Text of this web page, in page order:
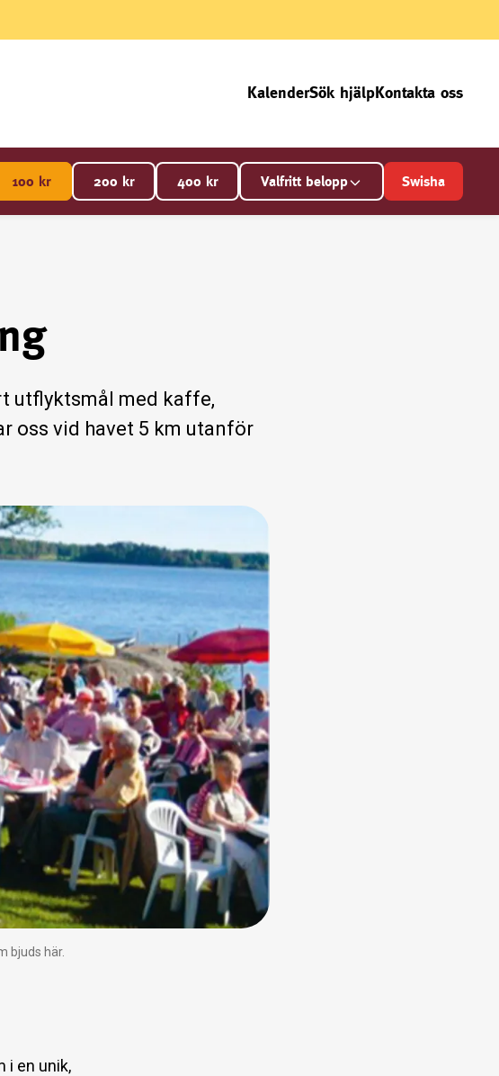
KalenderSök hjälpKontakta oss
100 kr 200 kr 400 kr Valfritt belopp Swisha
utflyktsmål med kaffe,
oss vid havet 5 km utanför
bjuds här.
i en unik,